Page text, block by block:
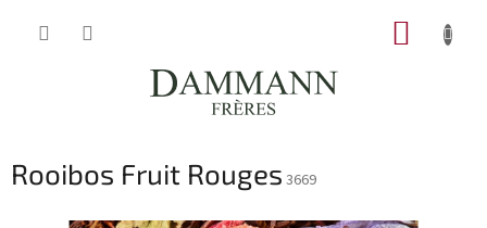
Rooibos Fruit Rouges 3669